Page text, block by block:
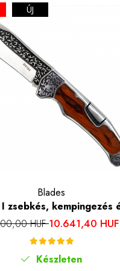
ÚJ
Blades
zsebkés, kempingezés
Rozsdamentes acél
cm
HUF10.641,40 HUF
Készleten